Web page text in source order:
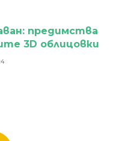
предимства
3D облицовки